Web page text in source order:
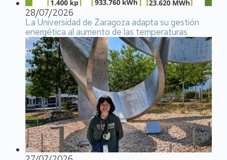
28/07/2026
La Universidad de Zaragoza adapta su gestión
energética al aumento de las temperaturas